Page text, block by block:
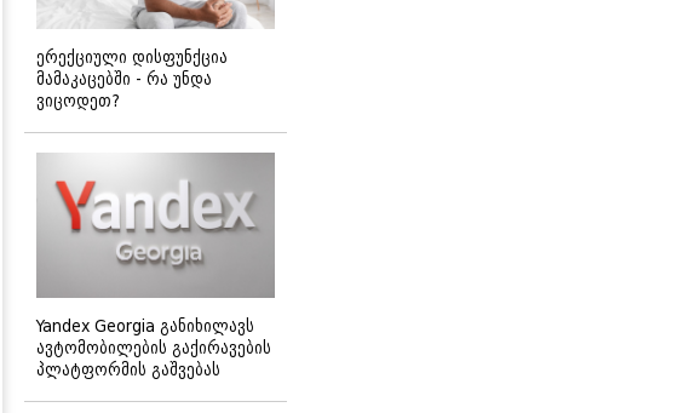
ერექციული დისფუნქცია
მამაკაცებში - რა უნდა
ვიცოდეთ?
Yandex Georgia განიხილავს
ავტომობილების გაქირავების
პლატფორმის გაშვებას